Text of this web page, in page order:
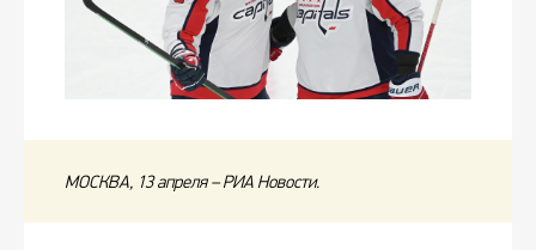
МОСКВА, 13 апреля – РИА Новости.